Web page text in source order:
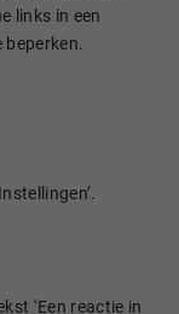
links in een
beperken.
‘Een reactie in